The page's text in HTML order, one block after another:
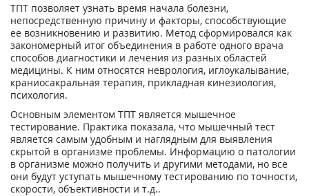
ТПТ позволяет узнать время начала болезни,
непосредственную причину и факторы, способствующие
ее возникновению и развитию. Метод сформировался как
закономерный итог объединения в работе одного врача
способов диагностики и лечения из разных областей
медицины. К ним относятся неврология, иглоукалывание,
краниосакральная терапия, прикладная кинезиология,
психология.
Основным элементом ТПТ является мышечное
тестирование. Практика показала, что мышечный тест
является самым удобным и наглядным для выявления
скрытой в организме проблемы. Информацию о патологии
в организме можно получить и другими методами, но все
они будут уступать мышечному тестированию по точности,
скорости, объективности и т.д..